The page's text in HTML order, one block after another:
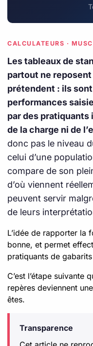
CALCULATEURS ·
Les tableaux de
partout ne reposent
prétendent : ils
performances
par des
de la charge ni de
donc pas le niveau
celui d’une
compare de son
d’où viennent
peuvent servir
de leurs
L’idée de rapporter la
bonne, et permet
pratiquants de
C’est l’étape
repères deviennent
êtes.
Transparence